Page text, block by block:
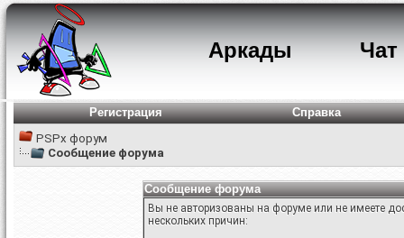
Аркады Чат
Регистрация
Справка
PSPx форум
Сообщение форума
Сообщение форума
Вы не авторизованы на форуме или не имеете
нескольких причин: